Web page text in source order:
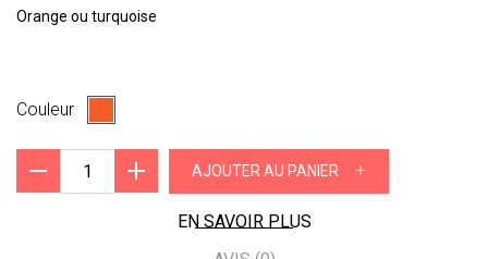
Orange ou turquoise
AJOUTER AU PANIER +
EN SAVOIR PLUS